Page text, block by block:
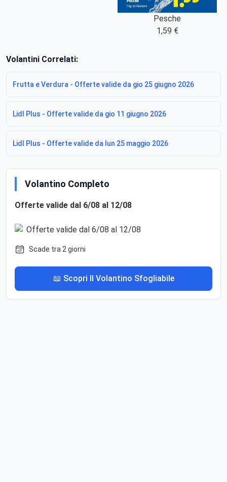
Pesche
1,59 €
Volantini Correlati:
Frutta e Verdura - Offerte valide da gio 25 giugno 2026
Lidl Plus - Offerte valide da gio 11 giugno 2026
Lidl Plus - Offerte valide da lun 25 maggio 2026
Volantino Completo
Offerte valide dal 6/08 al 12/08
Scade tra 2 giorni
📖 Scopri Il Volantino Sfogliabile